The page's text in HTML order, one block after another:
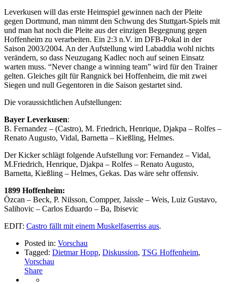
Leverkusen will das erste Heimspiel gewinnen nach der Pleite
gegen Dortmund, man nimmt den Schwung des Stuttgart-Spiels mit
und man hat noch die Pleite aus der einzigen Begegnung gegen
Hoffenheim zu verarbeiten. Ein 2:3 n.V. im DFB-Pokal in der
Saison 2003/2004. An der Aufstellung wird Labaddia wohl nichts
verändern, so dass Neuzugang Kadlec noch auf seinen Einsatz
warten muss. “Never change a winning team” wird für den Trainer
gelten. Gleiches gilt für Rangnick bei Hoffenheim, die mit zwei
Siegen und null Gegentoren in die Saison gestartet sind.
Die voraussichtlichen Aufstellungen:
Bayer Leverkusen:
B. Fernandez – (Castro), M. Friedrich, Henrique, Djakpa – Rolfes –
Renato Augusto, Vidal, Barnetta – Kießling, Helmes.
Der Kicker schlägt folgende Aufstellung vor: Fernandez – Vidal,
M.Friedrich, Henrique, Djakpa – Rolfes – Renato Augusto,
Barnetta, Kießling – Helmes, Gekas. Das wäre sehr offensiv.
1899 Hoffenheim:
Özcan – Beck, P. Nilsson, Compper, Jaissle – Weis, Luiz Gustavo,
Salihovic – Carlos Eduardo – Ba, Ibisevic
EDIT: Castro fällt mit einem Muskelfaserriss aus.
Posted in: Vorschau
Tagged: Dietmar Hopp, Diskussion, TSG Hoffenheim,
Vorschau
Share